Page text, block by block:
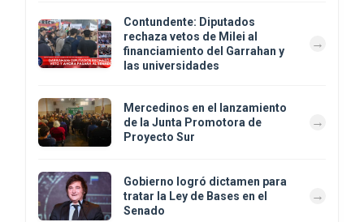
Contundente: Diputados
rechaza vetos de Milei al
financiamiento del Garrahan y
las universidades
Mercedinos en el lanzamiento
de la Junta Promotora de
Proyecto Sur
Gobierno logró dictamen para
tratar la Ley de Bases en el
Senado